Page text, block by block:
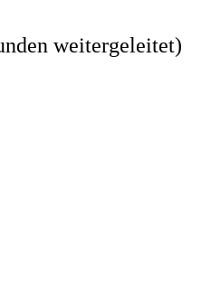
weitergeleitet)